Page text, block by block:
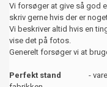
Vi forsøger at give så god
skriv gerne hvis der er
Vi beskriver altid hvis en
vise det på fotos.
Generelt forsøger vi at
Perfekt stand - varen